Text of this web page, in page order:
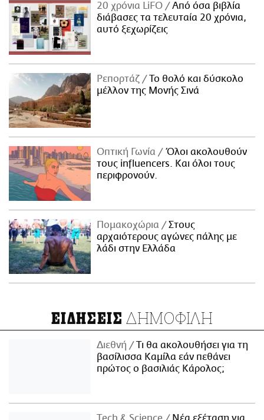
20 χρόνια LiFO
Από όσα βιβλία
διάβασες τα τελευταία 20 χρόνια,
αυτό ξεχωρίζεις
Ρεπορτάζ
Το θολό και δύσκολο
μέλλον της Μονής Σινά
Οπτική Γωνία
Όλοι ακολουθούν
τους influencers. Και όλοι τους
περιφρονούν.
Πομακοχώρια
Στους
αρχαιότερους αγώνες πάλης με
λάδι στην Ελλάδα
ΕΙΔΗΣΕΙΣ ΔΗΜΟΦΙΛΗ
Διεθνή
Τι θα ακολουθήσει για τη
βασίλισσα Καμίλα εάν πεθάνει
πρώτος ο βασιλιάς Κάρολος;